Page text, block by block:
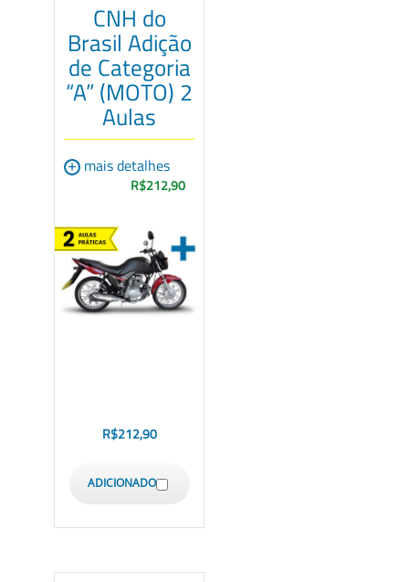
CNH do
Brasil Adição
de Categoria
“A” (MOTO) 2
Aulas
+ mais detalhes
R$212,90
R$212,90
ADICIONADO